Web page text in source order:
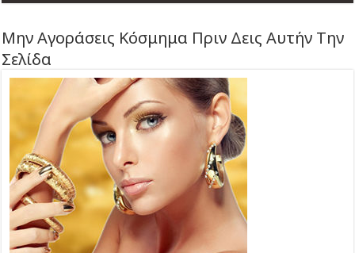
Μην Αγοράσεις Κόσμημα Πριν Δεις Αυτήν Την
Σελίδα